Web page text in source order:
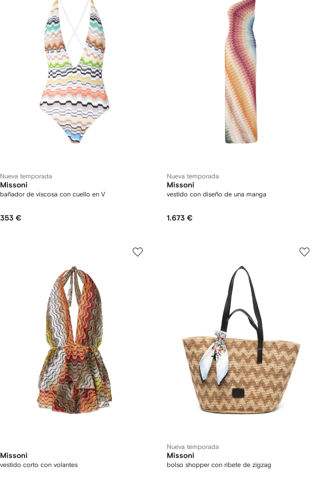
Nueva temporada
Missoni
bañador de viscosa con cuello en V
353 €
Nueva temporada
Missoni
vestido con diseño de una manga
1.673 €
Missoni
vestido corto con volantes
Nueva temporada
Missoni
bolso shopper con ribete de zigzag